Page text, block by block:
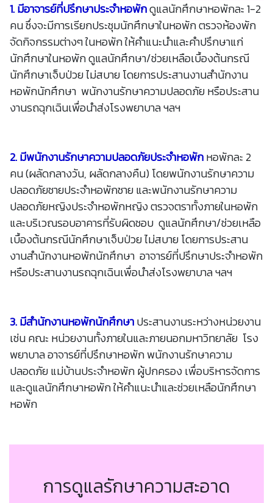
1. มีอาจารย์ที่ปรึกษาประจำหอพักดูแลนักศึกษาหอพักละ 1-2
คน ซึ่งจะมีการเรียกประชุมนักศึกษาในหอพัก ตรวจห้องพัก
จัดกิจกรรมต่างๆ ในหอพัก ให้คำแนะนำและคำปรึกษาแก่
นักศึกษาในหอพัก ดูแลนักศึกษา/ช่วยเหลือเบื้องต้นกรณี
นักศึกษาเจ็บป่วย ไม่สบาย โดยการประสานงานสำนักงาน
หอพักนักศึกษา พนักงานรักษาความปลอดภัย หรือประสาน
งานรถฉุกเฉินเพื่อนำส่งโรงพยาบาล ฯลฯ
2. มีพนักงานรักษาความปลอดภัยประจำหอพักหอพักละ 2
คน (ผลัดกลางวัน, ผลัดกลางคืน) โดยพนักงานรักษาความ
ปลอดภัยชายประจำหอพักชาย และพนักงานรักษาความ
ปลอดภัยหญิงประจำหอพักหญิง ตรวจตราทั้งภายในหอพัก
และบริเวณรอบอาคารที่รับผิดชอบ ดูแลนักศึกษา/ช่วยเหลือ
เบื้องต้นกรณีนักศึกษาเจ็บป่วย ไม่สบาย โดยการประสาน
งานสำนักงานหอพักนักศึกษา อาจารย์ที่ปรึกษาประจำหอพัก
หรือประสานงานรถฉุกเฉินเพื่อนำส่งโรงพยาบาล ฯลฯ
3. มีสำนักงานหอพักนักศึกษาประสานงานระหว่างหน่วยงาน
เช่น คณะ หน่วยงานทั้งภายในและภายนอกมหาวิทยาลัย โรง
พยาบาล อาจารย์ที่ปรึกษาหอพัก พนักงานรักษาความ
ปลอดภัย แม่บ้านประจำหอพัก ผู้ปกครอง เพื่อบริหารจัดการ
และดูแลนักศึกษาหอพัก ให้คำแนะนำและช่วยเหลือนักศึกษา
หอพัก
การดูแลรักษาความสะอาด